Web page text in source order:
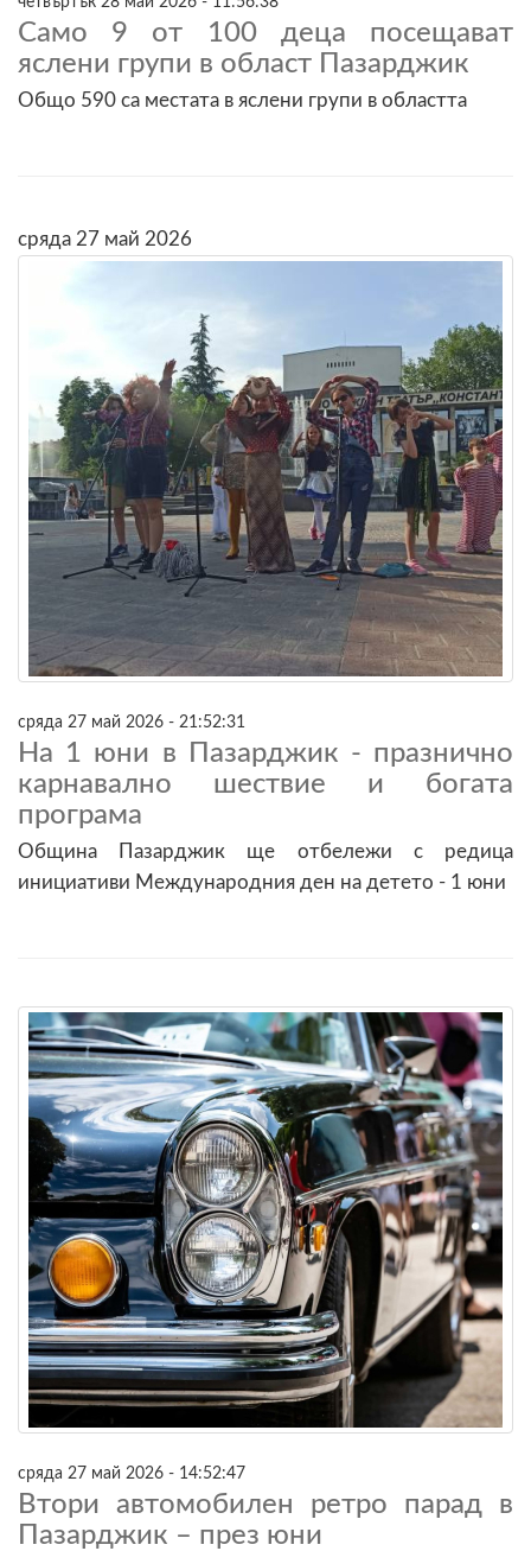
Само 9 от 100 деца посещават
яслени групи в област Пазарджик
Общо 590 са местата в яслени групи в областта
сряда 27 май 2026
сряда 27 май 2026 - 21:52:31
На 1 юни в Пазарджик - празнично
карнавално шествие и богата
програма
Община Пазарджик ще отбележи с редица
инициативи Международния ден на детето - 1 юни
сряда 27 май 2026 - 14:52:47
Втори автомобилен ретро парад в
Пазарджик – през юни